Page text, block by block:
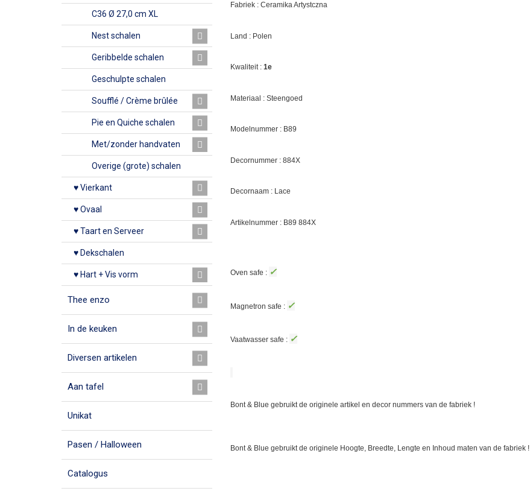
C36 Ø 27,0 cm XL
Nest schalen
Geribbelde schalen
Geschulpte schalen
Soufflé / Crème brûlée
Pie en Quiche schalen
Met/zonder handvaten
Overige (grote) schalen
♥ Vierkant
♥ Ovaal
♥ Taart en Serveer
♥ Dekschalen
♥ Hart + Vis vorm
Thee enzo
In de keuken
Diversen artikelen
Aan tafel
Unikat
Pasen / Halloween
Catalogus
Fabriek : Ceramika Artystczna
Land : Polen
Kwaliteit : 1e
Materiaal : Steengoed
Modelnummer : B89
Decornummer : 884X
Decornaam : Lace
Artikelnummer : B89 884X
Oven safe : ✓
Magnetron safe : ✓
Vaatwasser safe : ✓
Bont & Blue gebruikt de originele artikel en decor nummers van de fabriek !
Bont & Blue gebruikt de originele Hoogte, Breedte, Lengte en Inhoud maten van de fabriek !